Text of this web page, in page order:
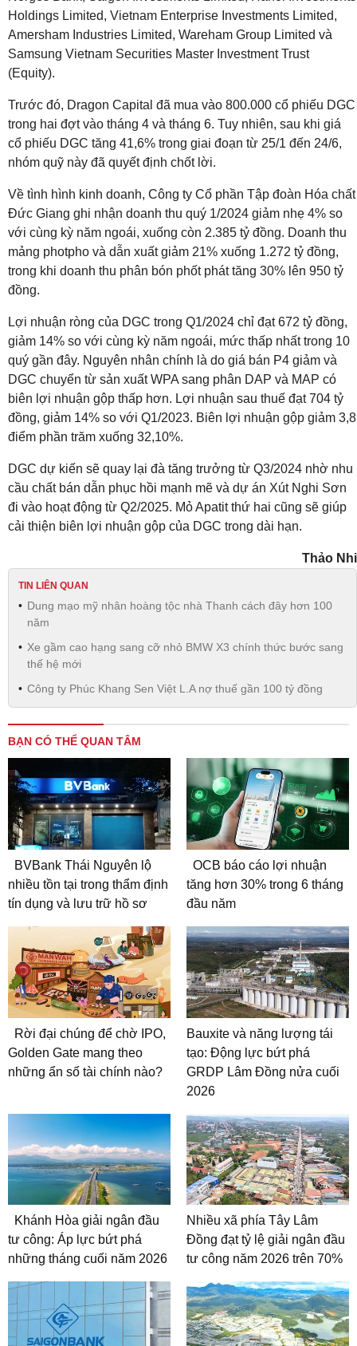
Holdings Limited, Vietnam Enterprise Investments Limited,
Amersham Industries Limited, Wareham Group Limited và
Samsung Vietnam Securities Master Investment Trust
(Equity).
Trước đó, Dragon Capital đã mua vào 800.000 cổ phiếu DGC
trong hai đợt vào tháng 4 và tháng 6. Tuy nhiên, sau khi giá
cổ phiếu DGC tăng 41,6% trong giai đoạn từ 25/1 đến 24/6,
nhóm quỹ này đã quyết định chốt lời.
Về tình hình kinh doanh, Công ty Cổ phần Tập đoàn Hóa chất
Đức Giang ghi nhận doanh thu quý 1/2024 giảm nhẹ 4% so
với cùng kỳ năm ngoái, xuống còn 2.385 tỷ đồng. Doanh thu
mảng photpho và dẫn xuất giảm 21% xuống 1.272 tỷ đồng,
trong khi doanh thu phân bón phốt phát tăng 30% lên 950 tỷ
đồng.
Lợi nhuận ròng của DGC trong Q1/2024 chỉ đạt 672 tỷ đồng,
giảm 14% so với cùng kỳ năm ngoái, mức thấp nhất trong 10
quý gần đây. Nguyên nhân chính là do giá bán P4 giảm và
DGC chuyển từ sản xuất WPA sang phân DAP và MAP có
biên lợi nhuận gộp thấp hơn. Lợi nhuận sau thuế đạt 704 tỷ
đồng, giảm 14% so với Q1/2023. Biên lợi nhuận gộp giảm 3,8
điểm phần trăm xuống 32,10%.
DGC dự kiến sẽ quay lại đà tăng trưởng từ Q3/2024 nhờ nhu
cầu chất bán dẫn phục hồi mạnh mẽ và dự án Xút Nghi Sơn
đi vào hoạt động từ Q2/2025. Mỏ Apatit thứ hai cũng sẽ giúp
cải thiện biên lợi nhuận gộp của DGC trong dài hạn.
Thảo Nhi
TIN LIÊN QUAN
Dung mạo mỹ nhân hoàng tộc nhà Thanh cách đây hơn 100
năm
Xe gầm cao hạng sang cỡ nhỏ BMW X3 chính thức bước sang
thế hệ mới
Công ty Phúc Khang Sen Việt L.A nợ thuế gần 100 tỷ đồng
BẠN CÓ THỂ QUAN TÂM
BVBank Thái Nguyên lộ
nhiều tồn tại trong thẩm định
tín dụng và lưu trữ hồ sơ
OCB báo cáo lợi nhuận
tăng hơn 30% trong 6 tháng
đầu năm
Rời đại chúng để chờ IPO,
Golden Gate mang theo
những ẩn số tài chính nào?
Bauxite và năng lượng tái
tạo: Động lực bứt phá
GRDP Lâm Đồng nửa cuối
2026
Khánh Hòa giải ngân đầu
tư công: Áp lực bứt phá
những tháng cuối năm 2026
Nhiều xã phía Tây Lâm
Đồng đạt tỷ lệ giải ngân đầu
tư công năm 2026 trên 70%